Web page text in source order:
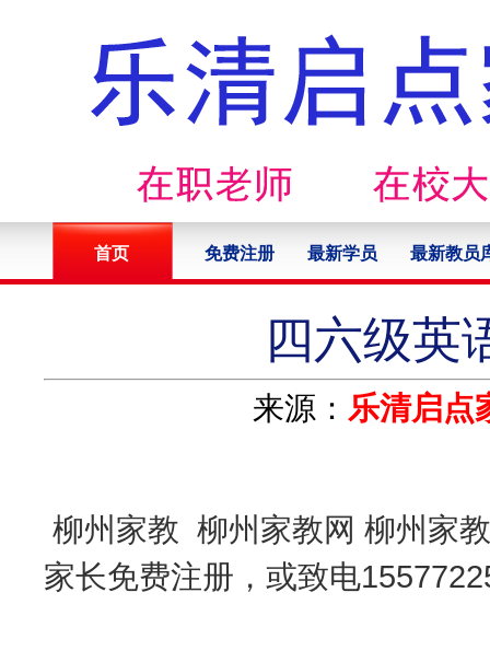
首页 免费注册 最新学员 最新教员
四六级英
来源： 乐清启点
柳州家教 柳州家教网 柳州家
家长免费注册，或致电